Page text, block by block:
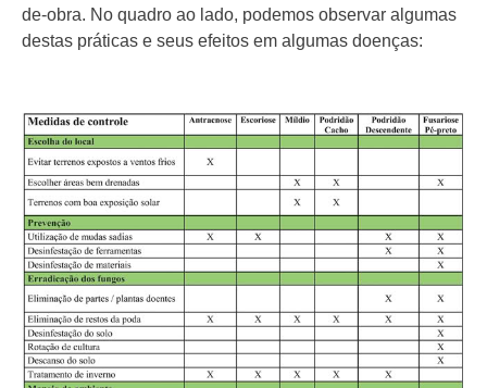
de-obra. No quadro ao lado, podemos observar algumas
destas práticas e seus efeitos em algumas doenças: